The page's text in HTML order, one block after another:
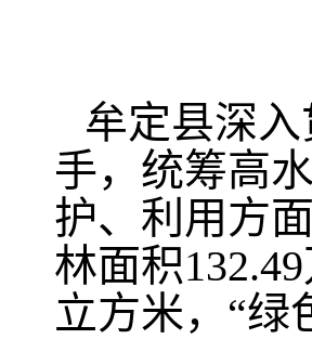
牟定县深
手，统筹高
护、利用方
林面积
立方米，“绿